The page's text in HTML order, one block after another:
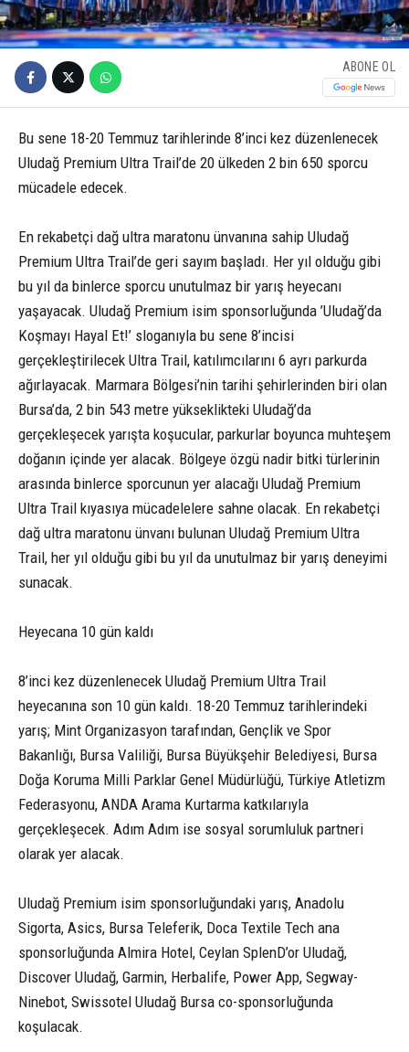
ABONE OL
Bu sene 18-20 Temmuz tarihlerinde 8’inci kez düzenlenecek
Uludağ Premium Ultra Trail’de 20 ülkeden 2 bin 650 sporcu
mücadele edecek.
En rekabetçi dağ ultra maratonu ünvanına sahip Uludağ
Premium Ultra Trail’de geri sayım başladı. Her yıl olduğu gibi
bu yıl da binlerce sporcu unutulmaz bir yarış heyecanı
yaşayacak. Uludağ Premium isim sponsorluğunda ’Uludağ’da
Koşmayı Hayal Et!’ sloganıyla bu sene 8’incisi
gerçekleştirilecek Ultra Trail, katılımcılarını 6 ayrı parkurda
ağırlayacak. Marmara Bölgesi’nin tarihi şehirlerinden biri olan
Bursa’da, 2 bin 543 metre yükseklikteki Uludağ’da
gerçekleşecek yarışta koşucular, parkurlar boyunca muhteşem
doğanın içinde yer alacak. Bölgeye özgü nadir bitki türlerinin
arasında binlerce sporcunun yer alacağı Uludağ Premium
Ultra Trail kıyasıya mücadelelere sahne olacak. En rekabetçi
dağ ultra maratonu ünvanı bulunan Uludağ Premium Ultra
Trail, her yıl olduğu gibi bu yıl da unutulmaz bir yarış deneyimi
sunacak.
Heyecana 10 gün kaldı
8’inci kez düzenlenecek Uludağ Premium Ultra Trail
heyecanına son 10 gün kaldı. 18-20 Temmuz tarihlerindeki
yarış; Mint Organizasyon tarafından, Gençlik ve Spor
Bakanlığı, Bursa Valiliği, Bursa Büyükşehir Belediyesi, Bursa
Doğa Koruma Milli Parklar Genel Müdürlüğü, Türkiye Atletizm
Federasyonu, ANDA Arama Kurtarma katkılarıyla
gerçekleşecek. Adım Adım ise sosyal sorumluluk partneri
olarak yer alacak.
Uludağ Premium isim sponsorluğundaki yarış, Anadolu
Sigorta, Asics, Bursa Teleferik, Doca Textile Tech ana
sponsorluğunda Almira Hotel, Ceylan SplenD’or Uludağ,
Discover Uludağ, Garmin, Herbalife, Power App, Segway-
Ninebot, Swissotel Uludağ Bursa co-sponsorluğunda
koşulacak.